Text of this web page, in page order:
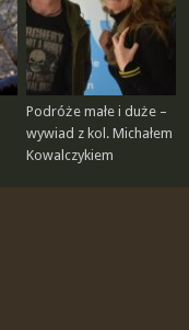
Podróże małe i duże –
wywiad z kol. Michałem
Kowalczykiem